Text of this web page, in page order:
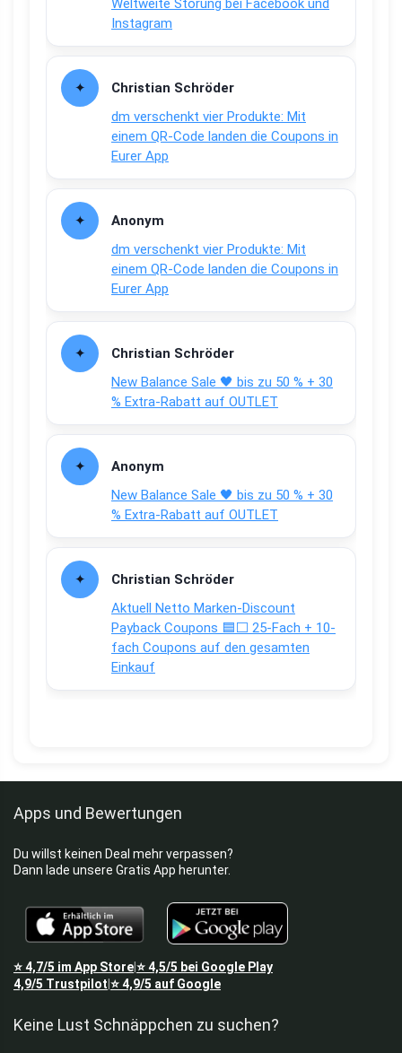
Weltweite Störung bei Facebook und
Instagram
Christian Schröder
dm verschenkt vier Produkte: Mit
einem QR-Code landen die Coupons in
Eurer App
Anonym
dm verschenkt vier Produkte: Mit
einem QR-Code landen die Coupons in
Eurer App
Christian Schröder
New Balance Sale 🖤 bis zu 50 % + 30
% Extra-Rabatt auf OUTLET
Anonym
New Balance Sale 🖤 bis zu 50 % + 30
% Extra-Rabatt auf OUTLET
Christian Schröder
Aktuell Netto Marken-Discount
Payback Coupons 🟦⬜ 25-Fach + 10-
fach Coupons auf den gesamten
Einkauf
Apps und Bewertungen
Du willst keinen Deal mehr verpassen?
Dann lade unsere Gratis App herunter.
⭐4,7/5 im App Store⭐4,5/5 bei Google Play
4,9/5 Trustpilot ⭐4,9/5 auf Google
Keine Lust Schnäppchen zu suchen?